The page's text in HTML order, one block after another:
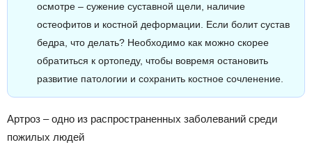
осмотре – сужение суставной щели, наличие
остеофитов и костной деформации. Если болит сустав
бедра, что делать? Необходимо как можно скорее
обратиться к ортопеду, чтобы вовремя остановить
развитие патологии и сохранить костное сочленение.
Артроз – одно из распространенных заболеваний среди
пожилых людей